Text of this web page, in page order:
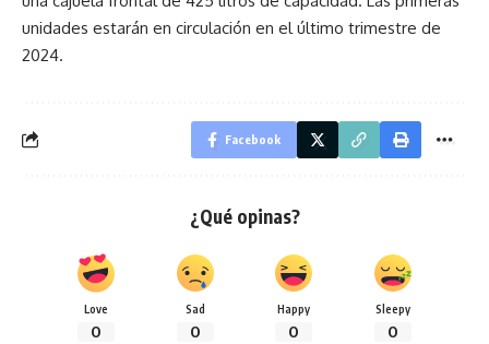
unidades estarán en circulación en el último trimestre de
2024.
Facebook
¿Qué opinas?
Love
0
Sad
0
Happy
0
Sleepy
0